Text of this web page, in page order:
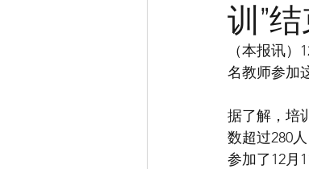
寻找组织 Friends
合作栏目 留学
训”
（本报讯
名教师参加
据了解，培
数超过280
参加了12月